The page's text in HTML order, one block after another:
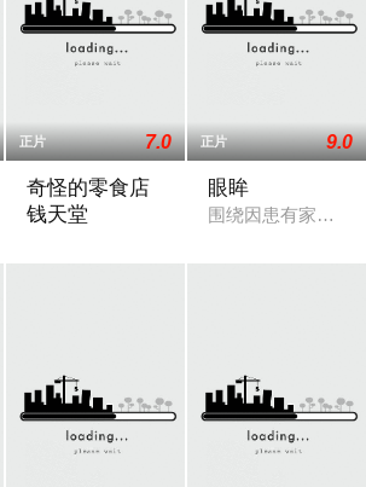
突遭诡异变故，被困在自家房屋中超过
正片 7.0
奇怪的零食店
钱天堂
正片 9.0
眼眸
围绕因患有家族遗